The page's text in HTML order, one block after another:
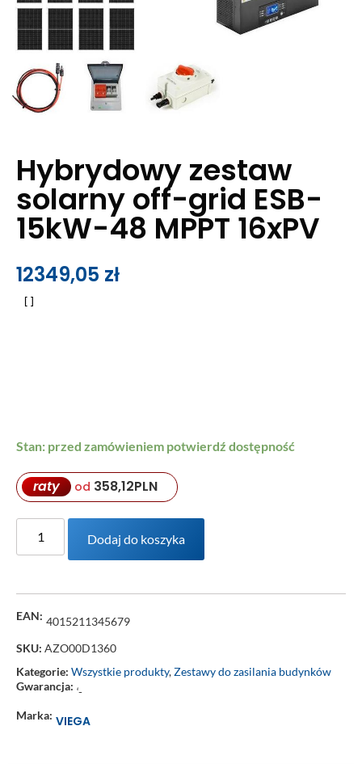
Hybrydowy zestaw
solarny off-grid ESB-
15kW-48 MPPT 16xPV
12349,05 zł
Stan: przed zamówieniem potwierdź dostępność
raty od 358,12PLN
Dodaj do koszyka
EAN: 4015211345679
SKU: AZO00D1360
Kategorie: Wszystkie produkty,Zestawy do zasilania budynków
Gwarancja: ‘-
Marka: VIEGA